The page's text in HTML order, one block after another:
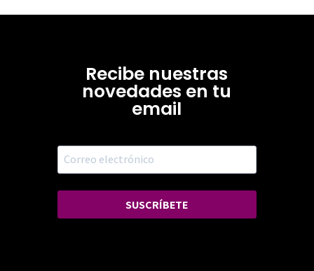
Recibe nuestras
novedades en tu
email
SUSCRÍBETE